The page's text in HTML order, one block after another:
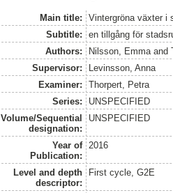
Main title:
Vintergröna växter i
Subtitle:
en tillgång för
Authors:
Nilsson, Emma and
Supervisor:
Levinsson, Anna
Examiner:
Thorpert, Petra
Series:
UNSPECIFIED
Volume/Sequential
designation:
UNSPECIFIED
Year of
Publication:
2016
Level and depth
descriptor:
First cycle, G2E